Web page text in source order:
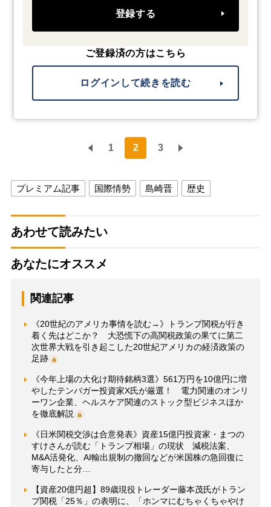
登録する
ご登録済の方はこちら
ログインして続きを読む
1 2 3
プレミアム記事 国際情勢 島崎晋 歴史
あわせて読みたい
あなたにオススメ
関連記事
《20世紀のアメリカ事情を読む→》トランプ関税が行き
着く先はどこか？ 大恐慌下の高関税政策の果てに第二
次世界大戦を引き起こした20世紀アメリカの経済政策の
足跡
《今年上場の大化け期待銘柄3選》561万円を10億円に増
やしたテンバガー投資家X氏が厳選！ 電力関連のオンリ
ーワン企業、ヘルスケア関連のストック型ビジネスほか
を徹底解説
《日米関税交渉は合意発表》資産15億円投資家・まつの
すけさんが読む「トランプ相場」の現状 減税法案、
M&A活発化、AI輸出規制の撤回などが米国株の急回復に
寄与したと分…
【資産20億円超】89歳現役トレーダー藤本茂氏がトラン
プ関税「25％」の表明に、「ホンマにむちゃくちゃやけ